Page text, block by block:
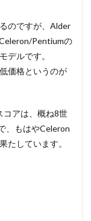
のですが、Alder
Pentiumの
デルです。
価格というのが
コアは、概ね8世
、もはやCeleron
たしています。